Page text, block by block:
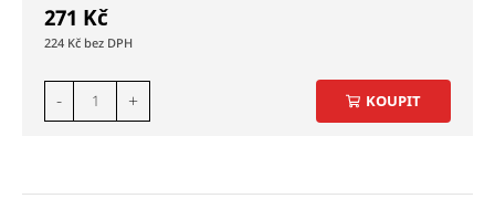
271 Kč
224 Kč
- + KOUPIT